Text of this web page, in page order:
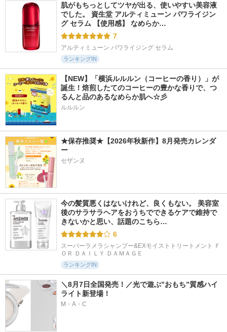
肌がもちっとしてツヤが出る、使いやすい美容液
でした。 資生堂 アルティミューン パワライジン
グ セラム 【使用感】 なめらか…
7
アルティミューン パワライジング セラム
ランキングIN
【NEW】「横浜ルルルン（コーヒーの香り）」が
誕生！焙煎したてのコーヒーの豊かな香りで、つ
るんと品のあるなめらか肌へ☆彡
ルルルン
★保存推奨★【2026年秋新作】8月発売カレンダ
ー
セザンヌ
今の髪質悪くはないけれど、良くもない。 美容室
後のサラサラヘアをおうちでできるケアで維持で
きないかと思い、話題のこちら…
6
スーパーラメラシャンプー&EXモイストトリートメント Ｆ
ＯＲ ＤＡＩＬＹ ＤＡＭＡＧＥ
ランキングIN
＼8月7日全国発売！／光で遊ぶ”おもち”質感ハイ
ライト新登場！
M・A・C